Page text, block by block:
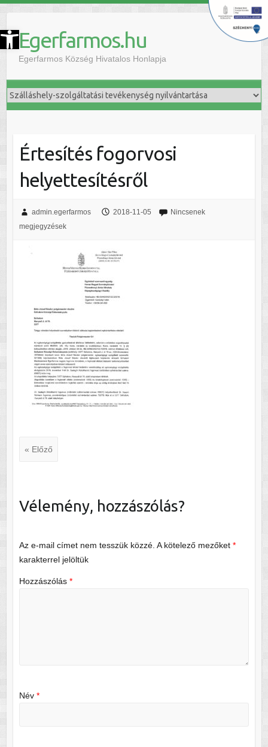
Eszköztár megnyitása Egerfarmos.hu
Egerfarmos Község Hivatalos Honlapja
Értesítés fogorvosi
helyettesítésről
admin.egerfarmos 2018-11-05
Nincsenek
megjegyzések
« Előző
Vélemény, hozzászólás?
Az e-mail címet nem tesszük közzé. A kötelező mezőket *
karakterrel jelöltük
Hozzászólás *
Név *